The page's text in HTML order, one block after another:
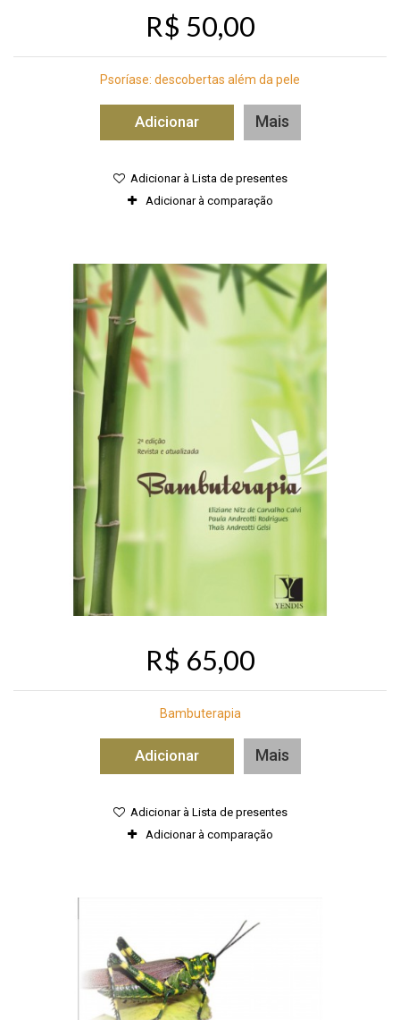
R$ 50,00
Psoríase: descobertas além da pele
Adicionar Mais
Adicionar à Lista de presentes
Adicionar à comparação
R$ 65,00
Bambuterapia
Adicionar Mais
Adicionar à Lista de presentes
Adicionar à comparação